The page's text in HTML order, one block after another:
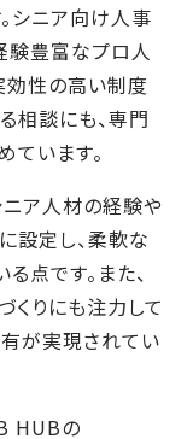
シニア向け人事
験豊富なプロ人
効性の高い制度
相談にも、専門
います。
ア人材の経験や
設定し、柔軟な
点です。また、
りにも注力して
が実現されてい
HUBの